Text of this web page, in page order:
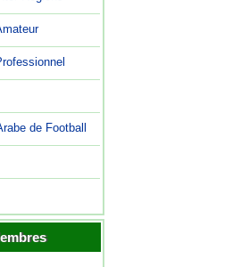
de Football